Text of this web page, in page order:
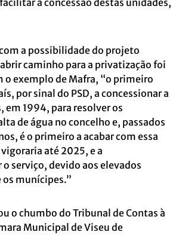
a concessão destas unidades,
a possibilidade do projeto
caminho para a privatização foi
o exemplo de Mafra, “o primeiro
por sinal do PSD, a concessionar a
em 1994, para resolver os
de água no concelho e, passados
é o primeiro a acabar com essa
até 2025, e a
serviço, devido aos elevados
os munícipes.”
o chumbo do Tribunal de Contas à
Municipal de Viseu de